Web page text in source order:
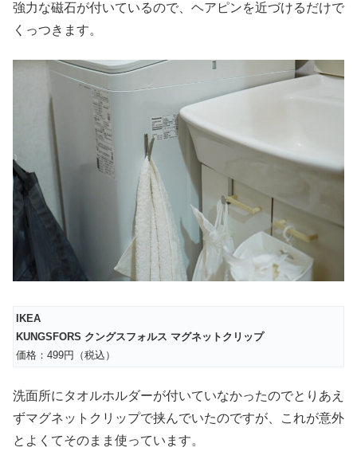
強力な磁石が付いているので、ヘアピンを近づけるだけで
くっつきます。
IKEA
KUNGSFORS クングスフォルス マグネットクリップ
価格：499円（税込）
洗面所にタオルホルダーが付いていなかったのでとりあえ
ずマグネットクリップで挟んでいたのですが、これが意外
とよくてそのまま使っています。